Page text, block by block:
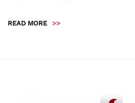
READ MORE >>